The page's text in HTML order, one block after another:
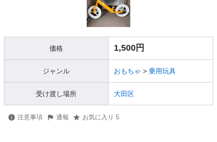
価格 1,500円
ジャンル おもちゃ > 乗用玩具
受け渡し場所 大田区
注意事項 通報 お気に入り 5